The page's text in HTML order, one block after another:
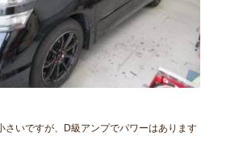
さいですが、D級アンプでパワーはあります